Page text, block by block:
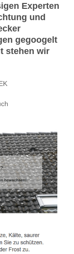
Experten
und
gegoogelt
stehen wir